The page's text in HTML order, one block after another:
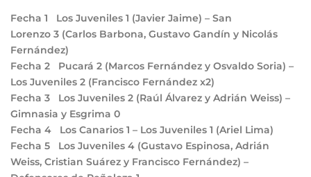
Fecha 1 Los Juveniles 1 (Javier Jaime) – San
Lorenzo 3 (Carlos Barbona, Gustavo Gandín y Nicolás
Fernández)
Fecha 2 Pucará 2 (Marcos Fernández y Osvaldo Soria) –
Los Juveniles 2 (Francisco Fernández x2)
Fecha 3 Los Juveniles 2 (Raúl Álvarez y Adrián Weiss) –
Gimnasia y Esgrima 0
Fecha 4 Los Canarios 1 – Los Juveniles 1 (Ariel Lima)
Fecha 5 Los Juveniles 4 (Gustavo Espinosa, Adrián
Weiss, Cristian Suárez y Francisco Fernández) –